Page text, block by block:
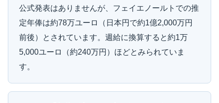
公式発表はありませんが、フェイエノールトでの推
定年俸は約78万ユーロ（日本円で約1億2,000万円
前後）とされています。週給に換算すると約1万
5,000ユーロ（約240万円）ほどとみられていま
す。